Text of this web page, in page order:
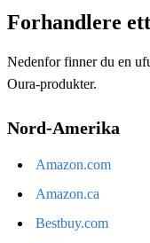
Forhandlere
Nedenfor finner du en
Oura-produkter.
Nord-Amerika
Amazon.com
Amazon.ca
Bestbuy.com